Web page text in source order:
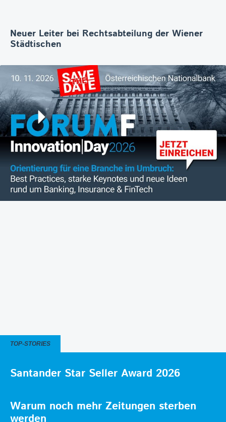
Neuer Leiter bei Rechtsabteilung der Wiener
Städtischen
TOP-STORIES
Santander Star Seller Award 2026
Warum noch mehr Zeitungen sterben
werden